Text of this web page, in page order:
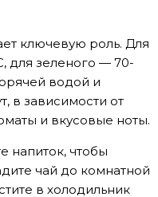
ключевую роль. Для
для зеленого — 70-
водой и
в зависимости от
и вкусовые ноты.
напиток, чтобы
чай до комнатной
в холодильник